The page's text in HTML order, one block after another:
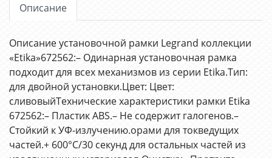
Описание
Описание установочной рамки Legrand коллекции
«Etika»672562:– Одинарная установочная рамка
подходит для всех механизмов из серии Etika.Тип:
для двойной установки.Цвет: Цвет:
сливовыйТехнические характеристики рамки Etika
672562:– Пластик ABS.– Не содержит галогенов.–
Стойкий к УФ-излучению.орами для токведущих
частей.+ 600°C/30 секунд для остальных частей из